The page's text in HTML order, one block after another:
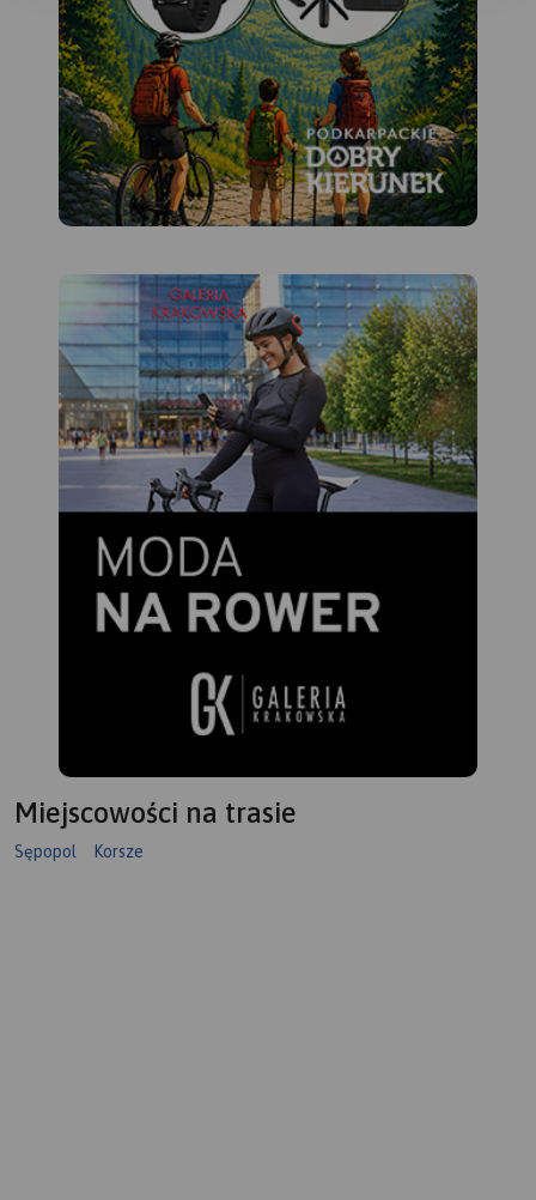
Mazury. Dedykowana jest
zwłaszcza turystom
zmotoryzowanym.
Przedstawiono na niej
aktualną sieć dróg, wybraną
bazę noclegową oraz
propozycje najciekawszych
atrakcji regionu. Wśród nich
znajdują się: zamki, pałace,
cuda przyrody, wyróżniające
się miejsca widokowe i
panoramy. Mapę offline
można zakupić w aplikacji
Traseo na urządzenia
mobilne.Rok wydania 2022
Miejscowości na trasie
Sępopol Korsze